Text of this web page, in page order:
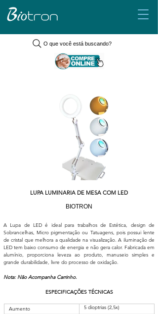
O que você está buscando?
LUPA LUMINARIA DE MESA COM LED
BIOTRON
A Lupa de LED é ideal para trabalhos de Estética, design de
Sobrancelhas, Micro pigmentação ou Tatuagens, pois possui lente
de cristal que melhora a qualidade na visualização. A iluminação de
LED tem baixo consumo de energia e não gera calor. Fabricada em
alumínio, proporciona leveza ao produto, manuseio simples e
grande durabilidade, livre do processo de oxidação.
Nota: Não Acompanha Carrinho.
ESPECIFICAÇÕES TÉCNICAS
Aumento
5 dioptrias (2,5x)